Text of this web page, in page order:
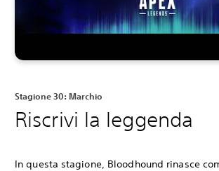
Stagione 30: Marchio
Riscrivi la leggenda
In questa stagione, Bloodhound rinasce